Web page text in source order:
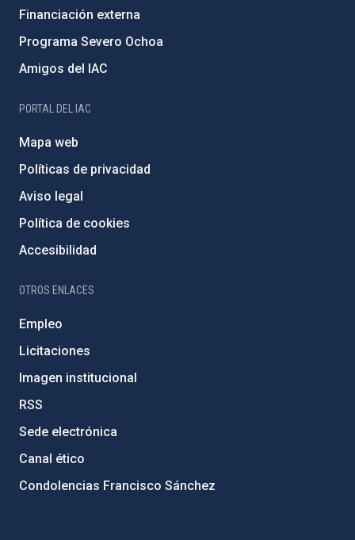
Financiación externa
Programa Severo Ochoa
Amigos del IAC
PORTAL DEL IAC
Mapa web
Políticas de privacidad
Aviso legal
Política de cookies
Accesibilidad
OTROS ENLACES
Empleo
Licitaciones
Imagen institucional
RSS
Sede electrónica
Canal ético
Condolencias Francisco Sánchez